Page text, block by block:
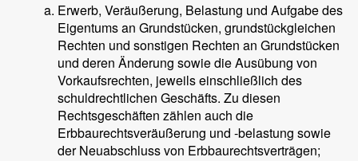
Erwerb, Veräußerung, Belastung und Aufgabe des
Eigentums an Grundstücken, grundstückgleichen
Rechten und sonstigen Rechten an Grundstücken
und deren Änderung sowie die Ausübung von
Vorkaufsrechten, jeweils einschließlich des
schuldrechtlichen Geschäfts. Zu diesen
Rechtsgeschäften zählen auch die
Erbbaurechtsveräußerung und -belastung sowie
der Neuabschluss von Erbbaurechtsverträgen;